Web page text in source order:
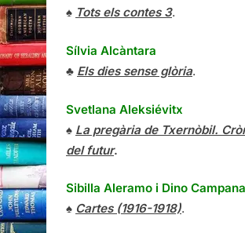
♠ Tots els contes 3.
Sílvia Alcàntara
♣ Els dies sense glòria.
Svetlana Aleksiévitx
♠ La pregària de Txernòbil.
del futur.
Sibilla Aleramo i Dino Campana
♠ Cartes (1916-1918).